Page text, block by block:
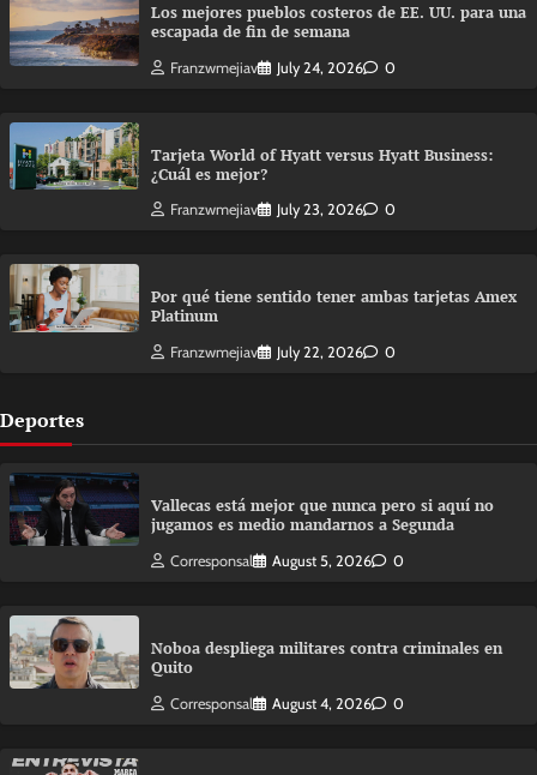
Los mejores pueblos costeros de EE. UU. para una
escapada de fin de semana
Franzwmejiav July 24, 2026 0
Tarjeta World of Hyatt versus Hyatt Business:
¿Cuál es mejor?
Franzwmejiav July 23, 2026 0
Por qué tiene sentido tener ambas tarjetas Amex
Platinum
Franzwmejiav July 22, 2026 0
Deportes
Vallecas está mejor que nunca pero si aquí no
jugamos es medio mandarnos a Segunda
Corresponsal August 5, 2026 0
Noboa despliega militares contra criminales en
Quito
Corresponsal August 4, 2026 0